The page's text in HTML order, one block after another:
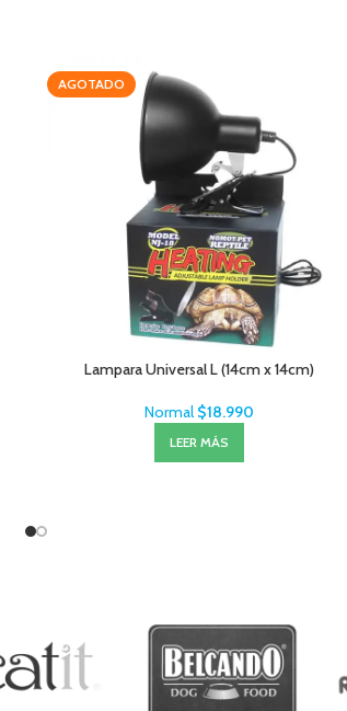
AGOTADO
Lampara Universal L (14cm x 14cm)
Normal $18.990
LEER MÁS